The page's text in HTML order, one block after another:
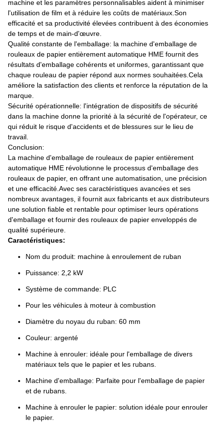
machine et les paramètres personnalisables aident à minimiser
l'utilisation de film et à réduire les coûts de matériaux.Son
efficacité et sa productivité élevées contribuent à des économies
de temps et de main-d'œuvre.
Qualité constante de l'emballage: la machine d'emballage de
rouleaux de papier entièrement automatique HME fournit des
résultats d'emballage cohérents et uniformes, garantissant que
chaque rouleau de papier répond aux normes souhaitées.Cela
améliore la satisfaction des clients et renforce la réputation de la
marque.
Sécurité opérationnelle: l'intégration de dispositifs de sécurité
dans la machine donne la priorité à la sécurité de l'opérateur, ce
qui réduit le risque d'accidents et de blessures sur le lieu de
travail.
Conclusion:
La machine d'emballage de rouleaux de papier entièrement
automatique HME révolutionne le processus d'emballage des
rouleaux de papier, en offrant une automatisation, une précision
et une efficacité.Avec ses caractéristiques avancées et ses
nombreux avantages, il fournit aux fabricants et aux distributeurs
une solution fiable et rentable pour optimiser leurs opérations
d'emballage et fournir des rouleaux de papier enveloppés de
qualité supérieure.
Caractéristiques:
Nom du produit: machine à enroulement de ruban
Puissance: 2,2 kW
Système de commande: PLC
Pour les véhicules à moteur à combustion
Diamètre du noyau du ruban: 60 mm
Couleur: argenté
Machine à enrouler: idéale pour l'emballage de divers
matériaux tels que le papier et les rubans.
Machine d'emballage: Parfaite pour l'emballage de papier
et de rubans.
Machine à enrouler le papier: solution idéale pour enrouler
le papier.